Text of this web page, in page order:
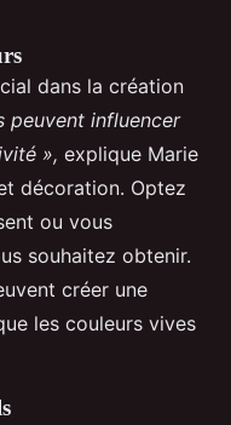
dans la création
peuvent influencer
», explique Marie
décoration. Optez
ou vous
souhaitez obtenir.
créer une
les couleurs vives